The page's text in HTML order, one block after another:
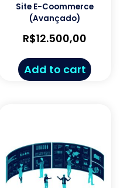
Site E-Coommerce
(Avançado)
R$12.500,00
Add to cart